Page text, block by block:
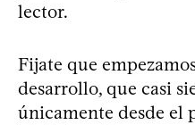
lector.
Fijate que
desarrollo, que casi
únicamente desde el